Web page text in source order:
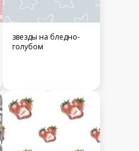
#body #childish
для вас